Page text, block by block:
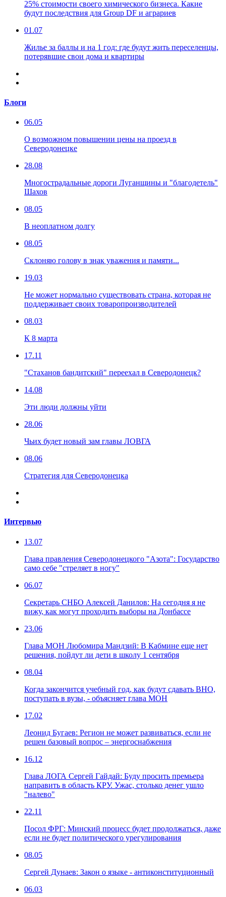
25% стоимости своего химического бизнеса. Какие
будут последствия для Group DF и аграриев
01.07
Жилье за баллы и на 1 год: где будут жить переселенцы,
потерявшие свои дома и квартиры
Блоги
06.05
О возможном повышении цены на проезд в
Северодонецке
28.08
Многострадальные дороги Луганщины и "благодетель"
Шахов
08.05
В неоплатном долгу
08.05
Склоняю голову в знак уважения и памяти...
19.03
Не может нормально существовать страна, которая не
поддерживает своих товаропроизводителей
08.03
К 8 марта
17.11
"Стаханов бандитский" переехал в Северодонецк?
14.08
Эти люди должны уйти
28.06
Чьих будет новый зам главы ЛОВГА
08.06
Стратегия для Северодонецка
Интервью
13.07
Глава правления Северодонецкого "Азота": Государство
само себе "стреляет в ногу"
06.07
Секретарь СНБО Алексей Данилов: На сегодня я не
вижу, как могут проходить выборы на Донбассе
23.06
Глава МОН Любомира Мандзий: В Кабмине еще нет
решения, пойдут ли дети в школу 1 сентября
08.04
Когда закончится учебный год, как будут сдавать ВНО,
поступать в вузы, - объясняет глава МОН
17.02
Леонид Бугаев: Регион не может развиваться, если не
решен базовый вопрос – энергоснабжения
16.12
Глава ЛОГА Сергей Гайдай: Буду просить премьера
направить в область КРУ. Ужас, столько денег ушло
"налево"
22.11
Посол ФРГ: Минский процесс будет продолжаться, даже
если не будет политического урегулирования
08.05
Сергей Дунаев: Закон о языке - антиконституционный
06.03